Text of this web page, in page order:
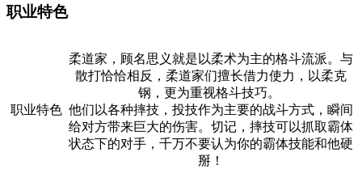
职业特色
职业特色
柔道家，顾名思义就是以柔术为主的格斗流派。与
散打恰恰相反，柔道家们擅长借力使力，以柔克
钢，更为重视格斗技巧。
他们以各种摔技，投技作为主要的战斗方式，瞬间
给对方带来巨大的伤害。切记，摔技可以抓取霸体
状态下的对手，千万不要认为你的霸体技能和他硬
掰！